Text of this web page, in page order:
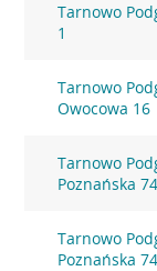
Tarnowo
1
Tarnowo
Owocowa 16
Tarnowo
Poznańska 74
Tarnowo
Poznańska 74